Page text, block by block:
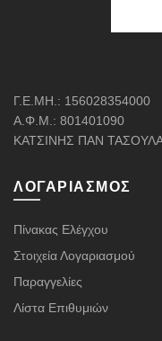
Γ.Ε.ΜΗ.: 156028354000
Α.Φ.Μ.: 801401090
ΚΑΤΣΙΝΗΣ ΠΑΝ
ΛΟΓΑΡΙΑΣΜΌΣ
Πίνακας Ελέγχου
Στοιχεία Λογαριασμού
Παραγγελίες
Λίστα Επιθυμιών